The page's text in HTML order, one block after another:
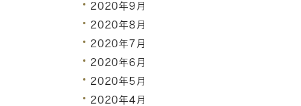
2020年9月
2020年8月
2020年7月
2020年6月
2020年5月
2020年4月